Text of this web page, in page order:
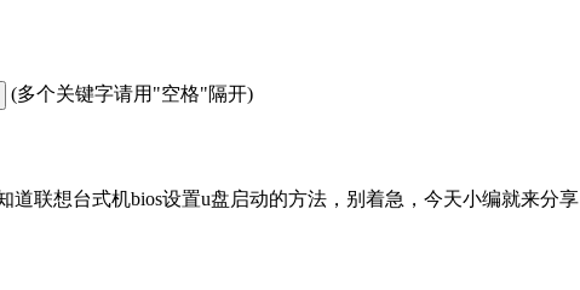
(多个关键字请用"空格"隔开)
联想台式机bios设置u盘启动的方法，别着急，今天小编就来分享